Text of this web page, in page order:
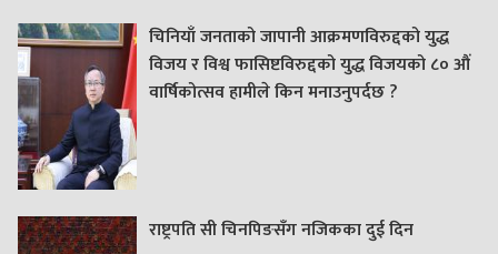
चिनियाँ जनताको जापानी आक्रमणविरुद्दको युद्ध
विजय र विश्व फासिष्टविरुद्दको युद्ध विजयको ८० औं
वार्षिकोत्सव हामीले किन मनाउनुपर्दछ ?
राष्ट्रपति सी चिनपिङसँग नजिकका दुई दिन